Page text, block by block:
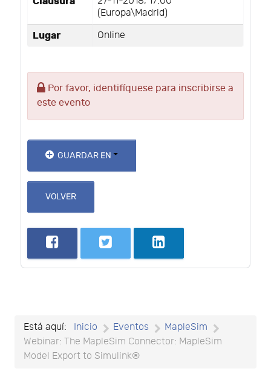
(Europa\Madrid)
Lugar Online
Por favor, identifíquese para inscribirse a
este evento
GUARDAR EN
VOLVER
Está aquí: Inicio Eventos
MapleSim
Webinar: The MapleSim Connector: MapleSim
Model Export to Simulink®